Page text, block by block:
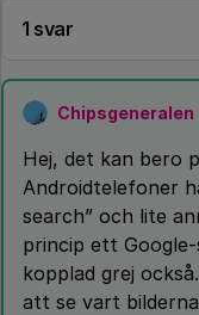
1 svar
Chipsgeneralen
Hej, det kan bero
Androidtelefoner
search” och lite
princip ett
kopplad grej
att se vart